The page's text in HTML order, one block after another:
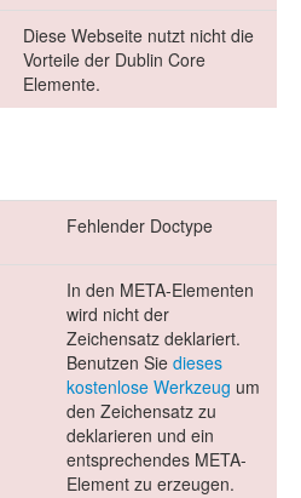
Diese Webseite nutzt nicht die
Vorteile der Dublin Core
Elemente.
Fehlender Doctype
In den META-Elementen
wird nicht der
Zeichensatz deklariert.
Benutzen Sie dieses
kostenlose Werkzeug um
den Zeichensatz zu
deklarieren und ein
entsprechendes META-
Element zu erzeugen.